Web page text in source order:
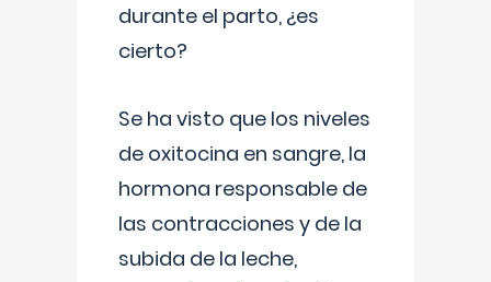
durante el parto, ¿es
cierto?
Se ha visto que los niveles
de oxitocina en sangre, la
hormona responsable de
las contracciones y de la
subida de la leche,